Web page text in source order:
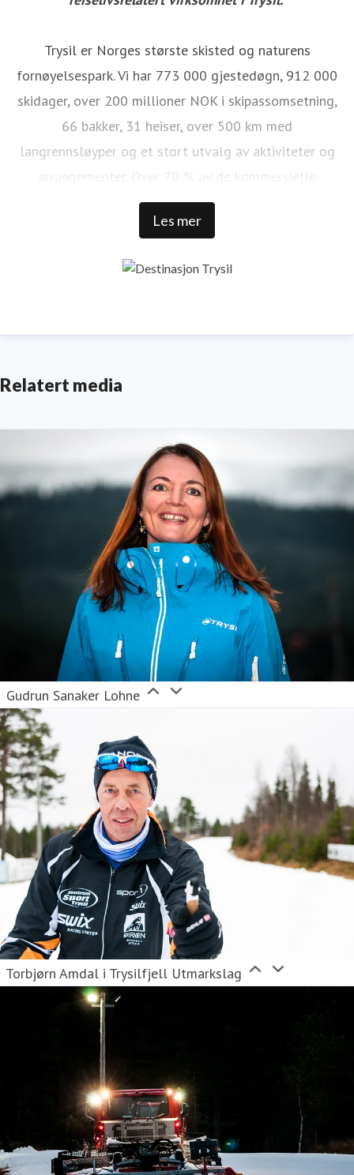
Trysil er Norges største skisted og naturens
fornøyelsespark. Vi har 773 000 gjestedøgn, 912 000
skidager, over 200 millioner NOK i skipassomsetning,
66 bakker, 31 heiser, over 500 km med
langrennsløyper og et stort utvalg av aktiviteter og
arrangementer. Over 70 % av de kommersielle
gjestedøgnene i Trysil kommer fra utlandet.Trysil
reiselivsstrategi 2020 viser retningen for en offensiv
destinasjon.
Les mer
Relatert media
Gudrun Sanaker Lohne
Torbjørn Amdal i Trysilfjell Utmarkslag